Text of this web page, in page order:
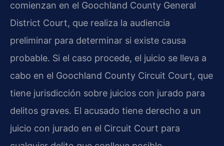
comienzan en el Goochland County General
District Court, que realiza la audiencia
preliminar para determinar si existe causa
probable. Si el caso procede, el juicio se lleva a
cabo en el Goochland County Circuit Court, que
tiene jurisdicción sobre juicios con jurado para
delitos graves. El acusado tiene derecho a un
juicio con jurado en el Circuit Court para